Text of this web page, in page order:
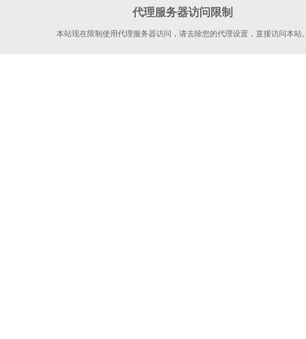
代理服务器访问限制
本站现在限制使用代理服务器访问，请去除您的代理设置，直接访问本站。